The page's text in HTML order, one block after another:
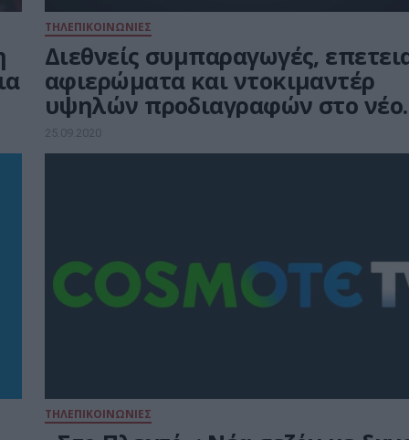
ΤΗΛΕΠΙΚΟΙΝΩΝΙΕΣ
Διεθνείς συμπαραγωγές,
αφιερώματα και ντοκιμαντέρ
υψηλών προδιαγραφών στο νέο
πρόγραμμα του COSMOTE
HD
25.09.2020
ΤΗΛΕΠΙΚΟΙΝΩΝΙΕΣ